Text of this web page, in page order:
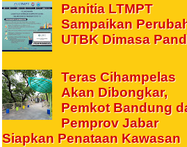
Panitia LTMPT
Sampaikan
UTBK Dimasa
Teras Cihampelas
Akan Dibongkar,
Pemkot Bandung
Pemprov Jabar
Siapkan Penataan Kawasan